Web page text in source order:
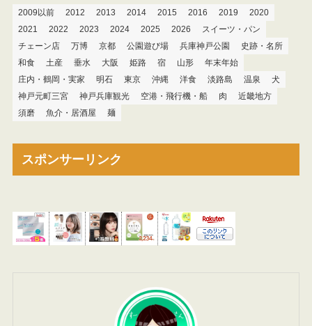
2009以前 2012 2013 2014 2015 2016 2019
2020
2021
2022 2023 2024 2025 2026
スイーツ・パン
チェーン店
万博 京都 公園遊び場 兵庫神戸公園
史跡・名所
和食
土産 垂水 大阪 姫路 宿 山形
年末年始
庄内・鶴岡・実家
明石 東京 沖縄 洋食 淡路島 温泉
犬
神戸元町三宮
神戸兵庫観光 空港・飛行機・船 肉
近畿地方
須磨
魚介・居酒屋 麺
スポンサーリンク